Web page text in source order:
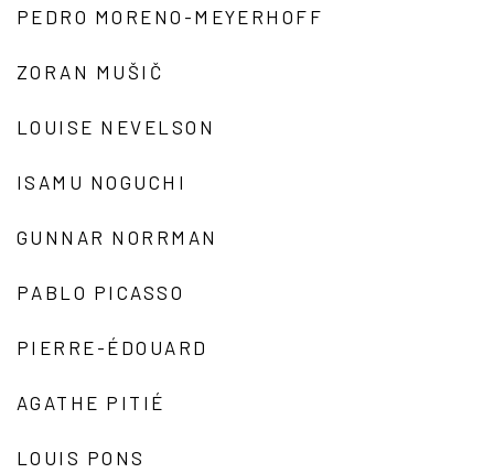
PEDRO MORENO-MEYERHOFF
ZORAN MUŠIČ
LOUISE NEVELSON
ISAMU NOGUCHI
GUNNAR NORRMAN
PABLO PICASSO
PIERRE-ÉDOUARD
AGATHE PITIÉ
LOUIS PONS